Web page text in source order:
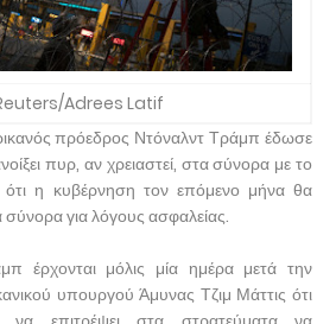
Adrees Latif
πρόεδρος Ντόναλντ Τράμπ έδωσε
πυρ, αν χρειαστεί, στα σύνορα με το
ότι η κυβέρνηση τον επόμενο μήνα θα
για λόγους ασφαλείας.
έρχονται μόλις μία ημέρα μετά την
υπουργού Άμυνας Τζιμ Μάττις ότι